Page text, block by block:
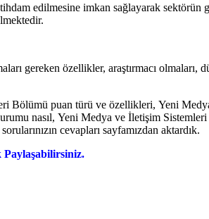
edilmesine imkan sağlayarak sektörün
gereken özellikler, araştırmacı olmaları,
puan türü ve özellikleri, Yeni
nasıl, Yeni Medya ve İletişim
cevapları sayfamızdan aktardık.
Paylaşabilirsiniz.